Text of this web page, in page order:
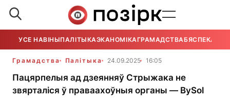
УСЕ НАВІНЫПАЛІТЫКАЭКАНОМІКАГРАМАДСТВАБЯСПЕКА
Грамадства Палітыка 24.09.2025 16:05
Пацярпелыя ад дзеянняў Стрыжака не
звярталіся ў праваахоўныя органы — BySol